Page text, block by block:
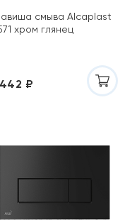
смыва Alcaplast
хром глянец
₽